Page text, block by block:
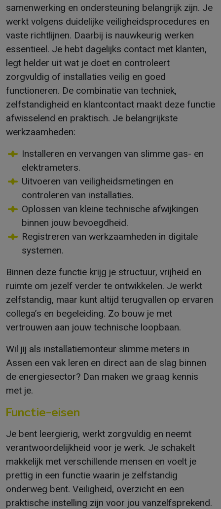
samenwerking en ondersteuning belangrijk zijn. Je
werkt volgens duidelijke veiligheidsprocedures en
vaste richtlijnen. Daarbij is nauwkeurig werken
essentieel. Je hebt dagelijks contact met klanten,
legt helder uit wat je doet en controleert
zorgvuldig of installaties veilig en goed
functioneren. De combinatie van techniek,
zelfstandigheid en klantcontact maakt deze functie
afwisselend en praktisch. Je belangrijkste
werkzaamheden:
Installeren en vervangen van slimme gas- en
elektrameters.
Uitvoeren van veiligheidsmetingen en
controleren van installaties.
Oplossen van kleine technische afwijkingen
binnen jouw bevoegdheid.
Registreren van werkzaamheden in digitale
systemen.
Binnen deze functie krijg je structuur, vrijheid en
ruimte om jezelf verder te ontwikkelen. Je werkt
zelfstandig, maar kunt altijd terugvallen op ervaren
collega’s en begeleiding. Zo bouw je met
vertrouwen aan jouw technische loopbaan.
Wil jij als installatiemonteur slimme meters in
Assen een vak leren en direct aan de slag binnen
de energiesector? Dan maken we graag kennis
met je.
Functie-eisen
Je bent leergierig, werkt zorgvuldig en neemt
verantwoordelijkheid voor je werk. Je schakelt
makkelijk met verschillende mensen en voelt je
prettig in een functie waarin je zelfstandig
onderweg bent. Veiligheid, overzicht en een
praktische instelling zijn voor jou vanzelfsprekend.